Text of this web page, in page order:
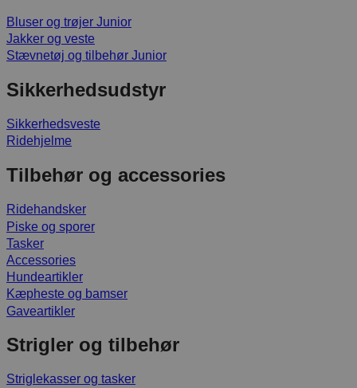
Bluser og trøjer Junior
Jakker og veste
Stævnetøj og tilbehør Junior
Sikkerhedsudstyr
Sikkerhedsveste
Ridehjelme
Tilbehør og accessories
Ridehandsker
Piske og sporer
Tasker
Accessories
Hundeartikler
Kæpheste og bamser
Gaveartikler
Strigler og tilbehør
Striglekasser og tasker